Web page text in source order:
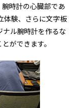
時計の心臓部であ
体験、さらに文字板
ル腕時計を作るな
ができます。